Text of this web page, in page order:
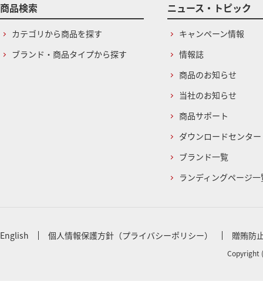
商品検索
カテゴリから商品を探す
ブランド・商品タイプから探す
ニュース・トピック
キャンペーン情報
情報誌
商品のお知らせ
当社のお知らせ
商品サポート
ダウンロードセンター
ブランド一覧
ランディングページ一
English 個人情報保護方針（プライバシーポリシー） 贈賄防
Copyright